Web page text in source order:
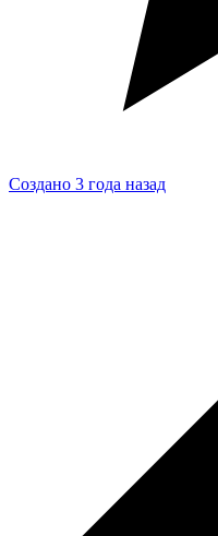
Создано 3 года назад